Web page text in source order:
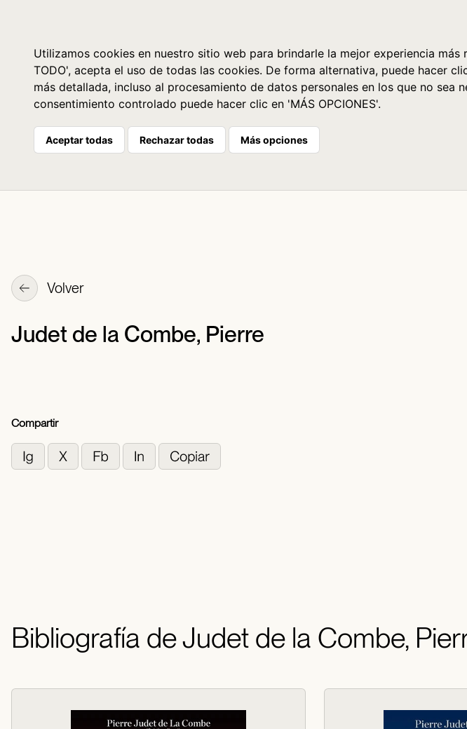
Utilizamos cookies en nuestro sitio web para brindarle la mejor experiencia
TODO', acepta el uso de todas las cookies. De forma alternativa, puede hacer
más detallada, incluso al procesamiento de datos personales en los que no
consentimiento controlado puede hacer clic en 'MÁS OPCIONES'.
Aceptar todas Rechazar todas Más opciones
Volver
Judet de la Combe, Pierre
Compartir
Bibliografía de Judet de la Combe,